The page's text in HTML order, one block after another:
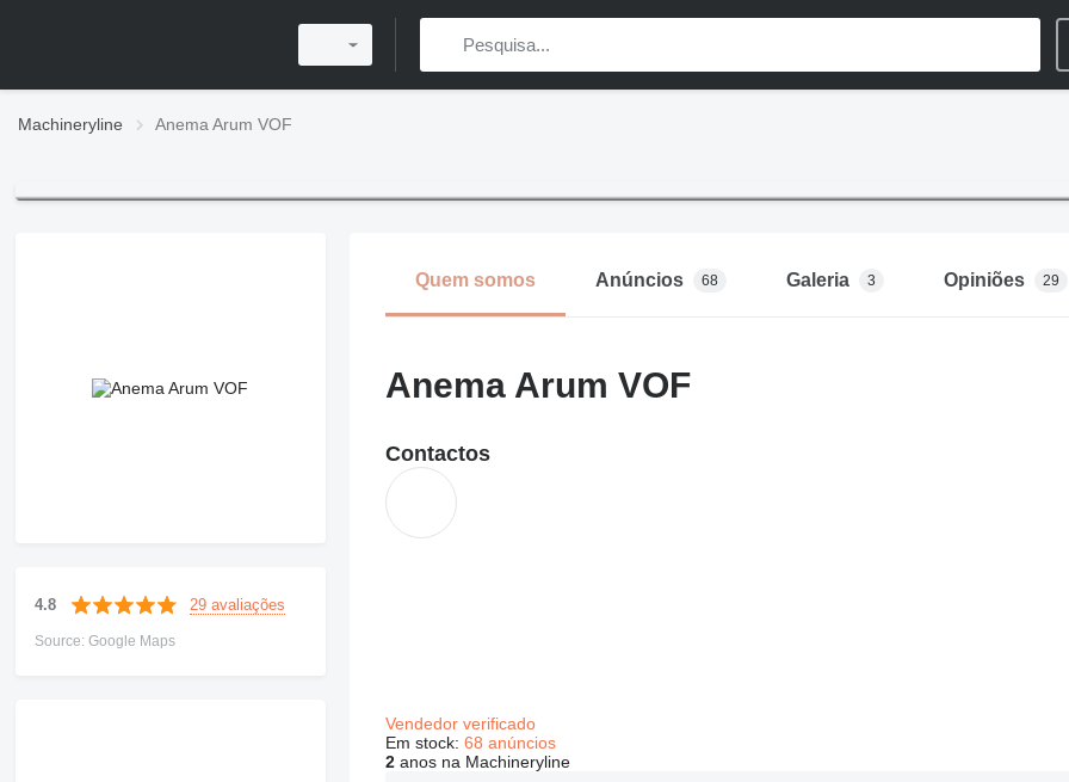
Machineryline Anema Arum VOF
4.8 29 avaliações
Source: Google Maps
Quem somos Anúncios 68 Galeria 3 Opiniões 29
Anema Arum VOF
Contactos
Vendedor verificado
Em stock: 68 anúncios
2anos na Machineryline